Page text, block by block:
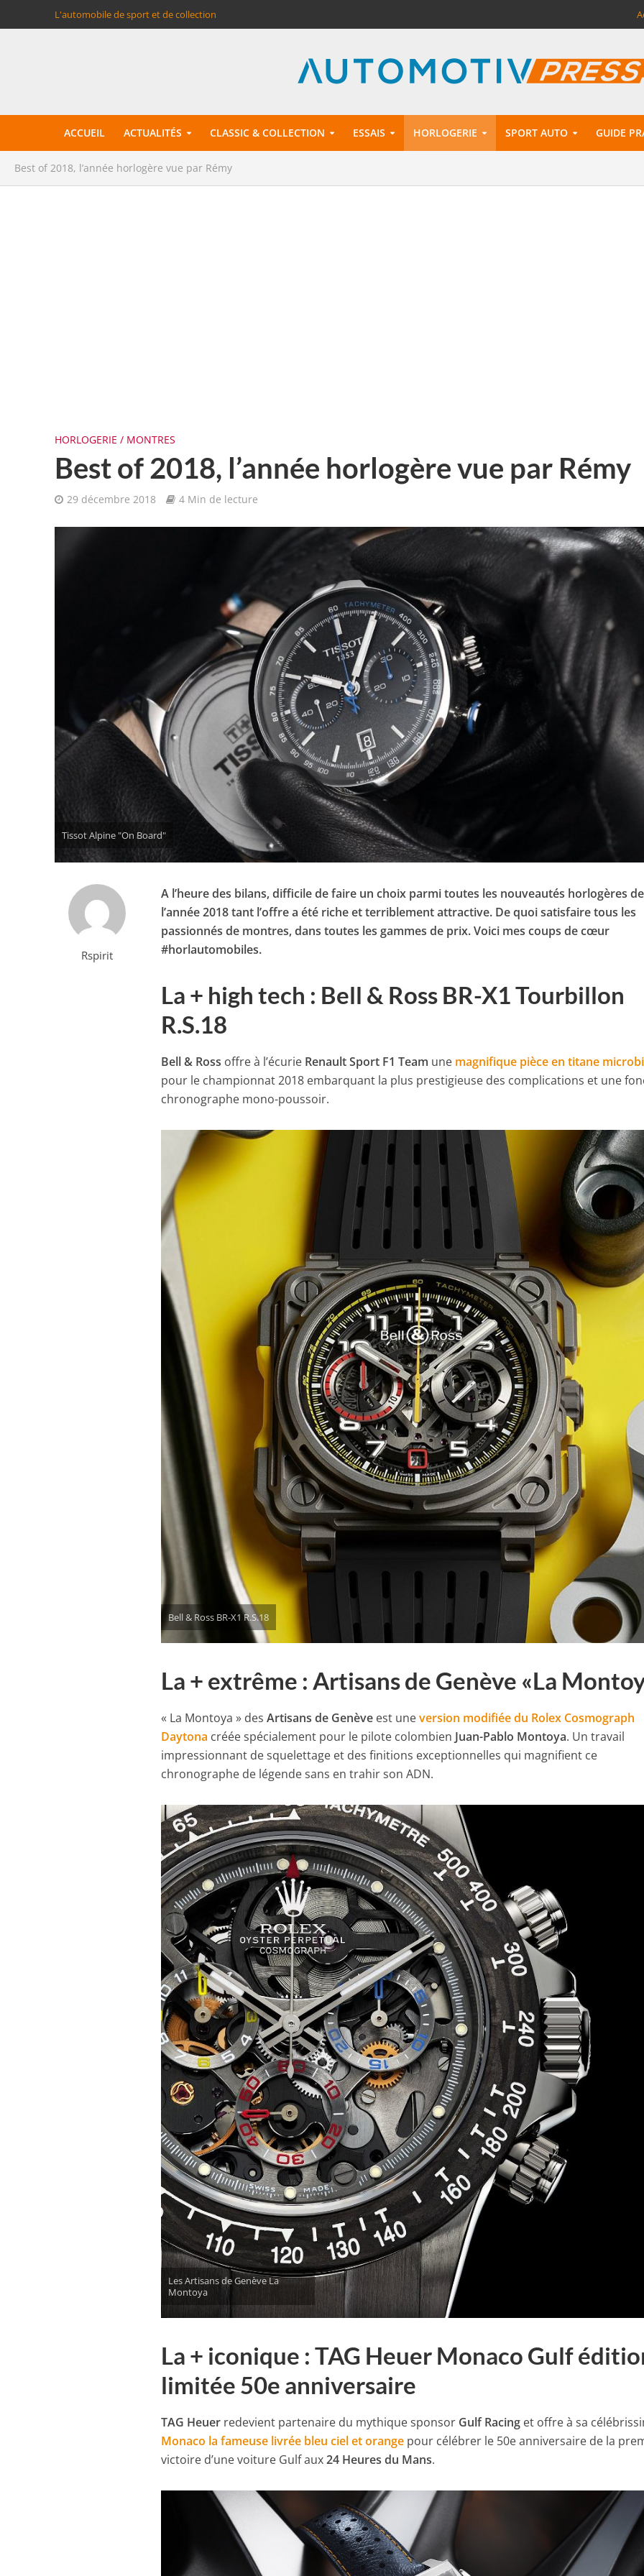
L'automobile de sport et de collection
ACCUEIL ACTUALITÉS CLASSIC & COLLECTION ESSAIS HORLOGERIE SPORT AUTO GUIDE
Best of 2018, l’année horlogère vue par Rémy
HORLOGERIE / MONTRES
Best of 2018, l’année horlogère vue par Rémy
29 décembre 2018 4 Min de lecture
Tissot Alpine "On Board"
Rspirit
A l’heure des bilans, difficile de faire un choix parmi toutes les nouveautés horlogères de
l’année 2018 tant l’offre a été riche et terriblement attractive. De quoi satisfaire tous les
passionnés de montres, dans toutes les gammes de prix. Voici mes coups de cœur
#horlautomobiles.
La + high tech : Bell & Ross BR-X1 Tourbillon
R.S.18
Bell & Ross offre à l’écurie Renault Sport F1 Team une magnifique pièce en titane
pour le championnat 2018 embarquant la plus prestigieuse des complications et une
chronographe mono-poussoir.
Bell & Ross BR-X1 R.S.18
La + extrême : Artisans de Genève «La
« La Montoya » desArtisans de Genève est uneversion modifiée du Rolex Cosmograph
Daytona créée spécialement pour le pilote colombien Juan-Pablo Montoya. Un travail
impressionnant de squelettage et des finitions exceptionnelles qui magnifient ce
chronographe de légende sans en trahir son ADN.
Les Artisans de Genève La
Montoya
La + iconique : TAG Heuer Monaco Gulf
limitée 50e anniversaire
TAG Heuer redevient partenaire du mythique sponsor Gulf Racing et offre à sa
Monaco la fameuse livrée bleu ciel et orange pour célébrer le 50e anniversaire de la
victoire d’une voiture Gulf aux24 Heures du Mans.